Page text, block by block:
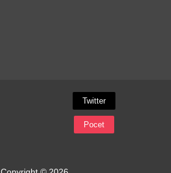
Twitter
Pocet